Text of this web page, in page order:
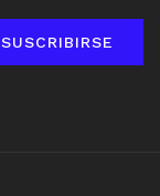
SUSCRIBIRSE